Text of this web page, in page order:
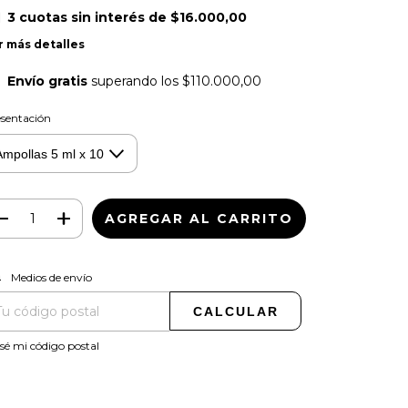
3 cuotas sin interés de $16.000,00
más detalles
Envío gratis superando los $110.000,00
para el CP:
Medios de envío
CALCULAR
mi código postal